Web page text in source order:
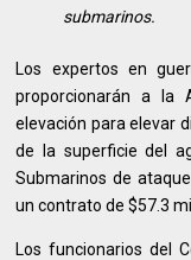
submarinos.
Los expertos en
proporcionarán a la
elevación para elevar
de la superficie del
Submarinos de
un contrato de $57.3
Los funcionarios del